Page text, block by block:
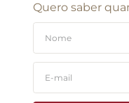
Quero saber